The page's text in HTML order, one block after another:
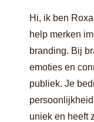
Hi, ik ben
help merken
branding. Bij
emoties en
publiek. Je
uniek en heeft